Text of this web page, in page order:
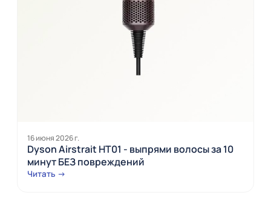
16 июня 2026 г.
Dyson Airstrait HT01 - выпрями волосы за 10
минут БЕЗ повреждений
Читать →